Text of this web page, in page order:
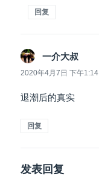
回复
一介大叔
道：
2020年4月7日 下午1:14
退潮后的真实
回复
发表回复